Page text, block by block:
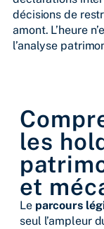
décisions de
amont. L’heure
l’analyse
les
et
Le parcours
seul l’ampleur